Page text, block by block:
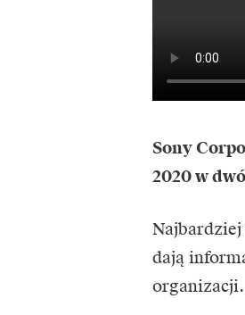
Sony
2020 w
dają
organizacji.